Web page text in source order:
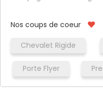
Nos coups de coeur
Chevalet Rigide
Porte Flyer